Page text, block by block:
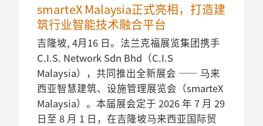
smarteX Malaysia正式亮相，打造建
筑行业智能技术融合平台
吉隆坡, 4月16 日。法兰克福展览集团携手
C.I.S. Network Sdn Bhd（C.I.S
Malaysia），共同推出全新展会 —— 马来
西亚智慧建筑、设施管理展览会（smarteX
Malaysia）。本届展会定于 2026 年 7 月 29
日至 8 月 1 日，在吉隆坡马来西亚国际贸